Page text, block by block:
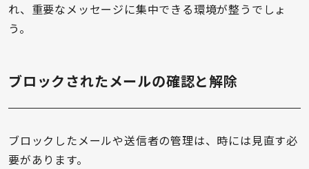
れ、重要なメッセージに集中できる環境が整うでしょ
う。
ブロックされたメールの確認と解除
ブロックしたメールや送信者の管理は、時には見直す必
要があります。